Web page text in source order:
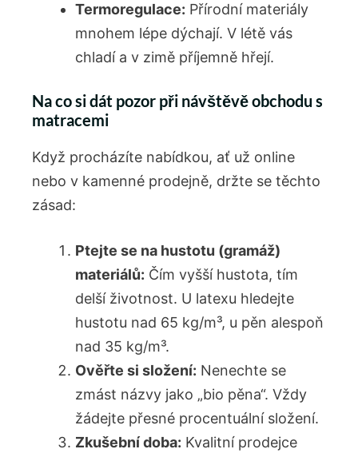
Termoregulace: Přírodní materiály
mnohem lépe dýchají. V létě vás
chladí a v zimě příjemně hřejí.
Na co si dát pozor při návštěvě obchodu s
matracemi
Když procházíte nabídkou, ať už online
nebo v kamenné prodejně, držte se těchto
zásad:
Ptejte se na hustotu (gramáž)
materiálů: Čím vyšší hustota, tím
delší životnost. U latexu hledejte
hustotu nad 65 kg/m³, u pěn alespoň
nad 35 kg/m³.
Ověřte si složení: Nenechte se
zmást názvy jako „bio pěna“. Vždy
žádejte přesné procentuální složení.
Zkušební doba: Kvalitní prodejce